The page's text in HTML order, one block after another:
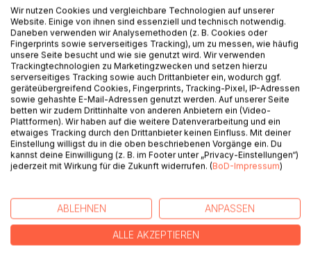
BESCHREIBUNG
Am liebsten wäre Charlie unsichtbar.
Zwischen Schulstress, familiären Konflikten und der Angst,
nicht dazuzugehören, versucht sie, einfach durchzuhalten -
bis zum Abi, bis zum nächsten Tag, bis alles irgendwann
leichter wird.
Doch Charlie trägt ein Geheimnis in sich, das schwerer
wiegt als alles andere: Sie hat sich verliebt - in ihre beste
Freundin Mia.
aus dem Gleichgewicht.
Bei all dem Chaos in ihrem Kopf entgeht Charlie fast, dass
eine andere Person alles versucht, um ihre Aufmerksamkeit
Wir nutzen Cookies und vergleichbare Technologien auf unserer
Website. Einige von ihnen sind essenziell und technisch notwendig.
Daneben verwenden wir Analysemethoden (z. B. Cookies oder
Fingerprints sowie serverseitiges Tracking), um zu messen, wie häufig
unsere Seite besucht und wie sie genutzt wird. Wir verwenden
Trackingtechnologien zu Marketingzwecken und setzen hierzu
serverseitiges Tracking sowie auch Drittanbieter ein, wodurch ggf.
geräteübergreifend Cookies, Fingerprints, Tracking-Pixel, IP-Adressen
sowie gehashte E-Mail-Adressen genutzt werden. Auf unserer Seite
betten wir zudem Drittinhalte von anderen Anbietern ein (Video-
Plattformen). Wir haben auf die weitere Datenverarbeitung und ein
etwaiges Tracking durch den Drittanbieter keinen Einfluss. Mit deiner
Einstellung willigst du in die oben beschriebenen Vorgänge ein. Du
kannst deine Einwilligung (z. B. im Footer unter „Privacy-Einstellungen“)
jederzeit mit Wirkung für die Zukunft widerrufen. (BoD-Impressum)
ABLEHNEN ANPASSEN
ALLE AKZEPTIEREN